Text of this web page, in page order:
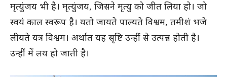
मृत्युंजय भी है। मृत्युंजय, जिसने मृत्यु को जीत लिया हो। जो
स्वयं काल स्वरूप है। यतो जायते पाल्यते विश्वम, तमीशं भजे
लीयते यत्र विश्वम। अर्थात यह सृष्टि उन्हीं से उत्पन्न होती है।
उन्हीं में लय हो जाती है।